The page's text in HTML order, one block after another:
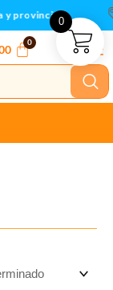
y provincias
0